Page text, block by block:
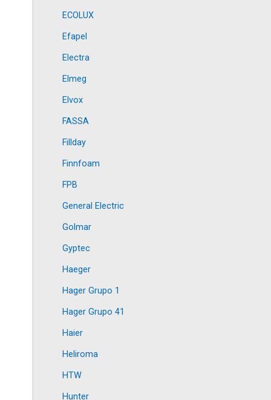
ECOLUX
Efapel
Electra
Elmeg
Elvox
FASSA
Fillday
Finnfoam
FPB
General Electric
Golmar
Gyptec
Haeger
Hager Grupo 1
Hager Grupo 41
Haier
Heliroma
HTW
Hunter